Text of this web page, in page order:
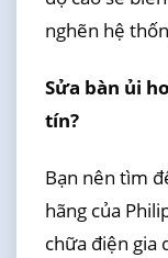
nghẽn hệ
Sửa bàn ủi
tín?
Bạn nên tìm
hãng của
chữa điện gia